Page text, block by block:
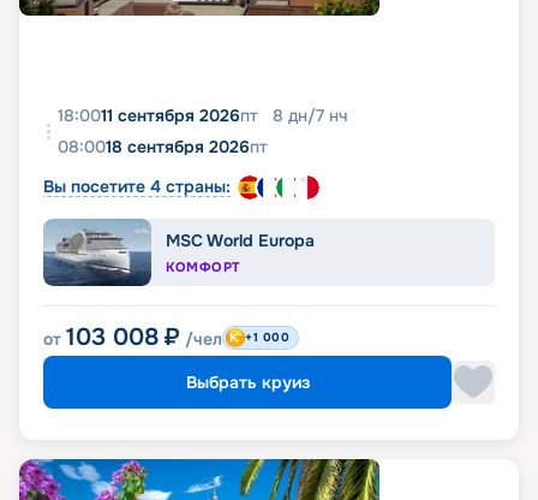
18:0011 сентября 2026пт 8 дн/7 нч
08:0018 сентября 2026пт
Вы посетите 4 страны:
MSC World Europa
КОМФОРТ
от 103 008 ₽ /чел +1 000
Выбрать круиз